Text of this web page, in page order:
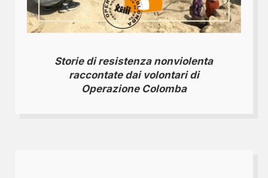
Storie di resistenza nonviolenta
raccontate dai volontari di
Operazione Colomba